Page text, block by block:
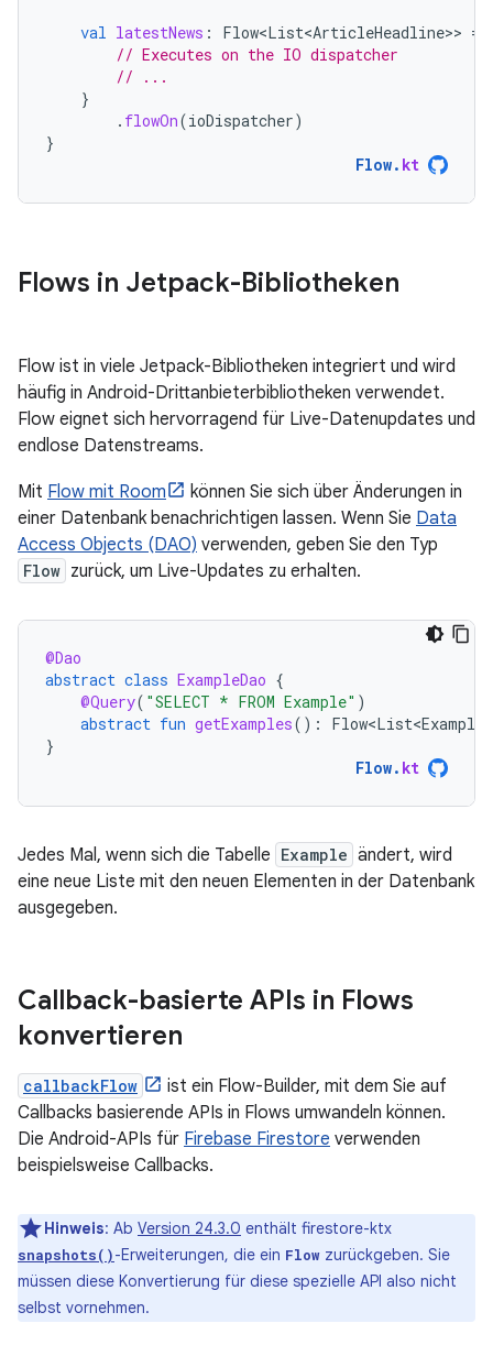
val latestNews : Flow<List<ArticleHeadline>> =
// Executes on the IO dispatcher
// ...
}
. flowOn(ioDispatcher)
}
Flow. kt
Flows in Jetpack-Bibliotheken
Flow ist in viele Jetpack-Bibliotheken integriert und wird
häufig in Android-Drittanbieterbibliotheken verwendet.
Flow eignet sich hervorragend für Live-Datenupdates und
endlose Datenstreams.
Mit Flow mit Room
können Sie sich über Änderungen in
einer Datenbank benachrichtigen lassen. Wenn Sie Data
Access Objects (DAO) verwenden, geben Sie den Typ
Flow zurück, um Live-Updates zu erhalten.
@Dao
abstract class ExampleDao {
@Query( "SELECT * FROM Example" )
abstract fun getExamples():
Flow<List<Example>
}
Flow. kt
Jedes Mal, wenn sich die Tabelle Example ändert, wird
eine neue Liste mit den neuen Elementen in der Datenbank
ausgegeben.
Callback-basierte APIs in Flows
konvertieren
callbackFlow
ist ein Flow-Builder, mit dem Sie auf
Callbacks basierende APIs in Flows umwandeln können.
Die Android-APIs für Firebase Firestore verwenden
beispielsweise Callbacks.
Hinweis: Ab Version 24.3.0 enthält firestore-ktx
snapshots()-Erweiterungen, die ein Flow zurückgeben. Sie
müssen diese Konvertierung für diese spezielle API also nicht
selbst vornehmen.